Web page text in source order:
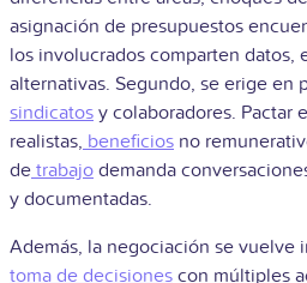
asignación de presupuestos
los involucrados comparten datos,
alternativas. Segundo, se erige en
sindicatos y colaboradores. Pactar
realistas, beneficios no
de trabajo demanda
y documentadas.
Además, la negociación se vuelve
toma de decisiones con múltiples